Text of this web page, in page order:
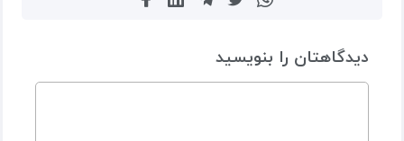
دیدگاهتان را بنویسید